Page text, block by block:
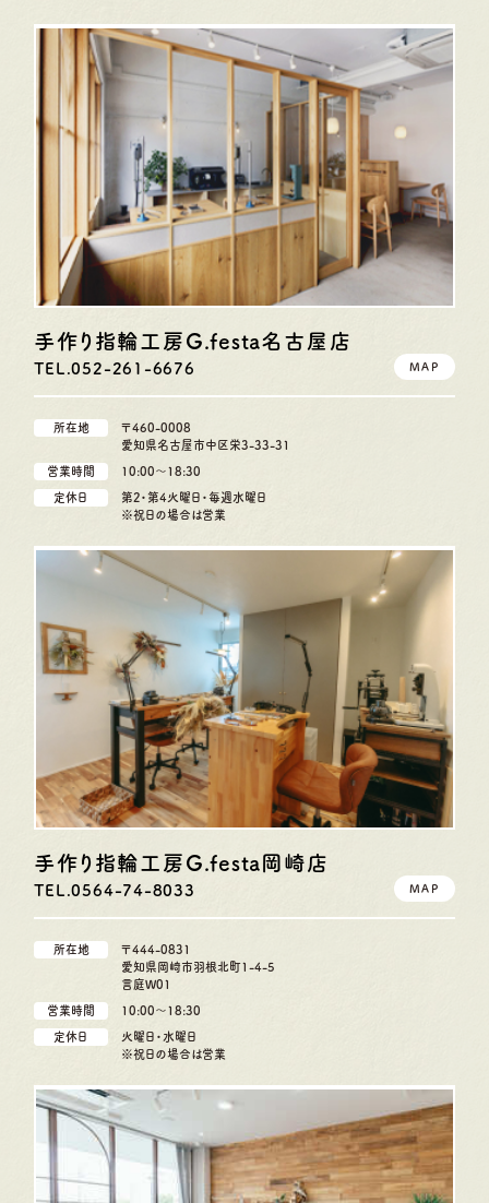
手作り指輪工房G.festa名古屋店
TEL.052-261-6676 MAP
所在地
〒460-0008
愛知県名古屋市中区栄3-33-31
営業時間 10:00〜18:30
定休日
第2・第4火曜日・毎週水曜日
※祝日の場合は営業
手作り指輪工房G.festa岡崎店
TEL.0564-74-8033 MAP
所在地
〒444-0831
愛知県岡崎市羽根北町1-4-5
言庭W01
営業時間 10:00〜18:30
定休日
火曜日・水曜日
※祝日の場合は営業